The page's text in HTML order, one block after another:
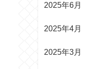
2025年6月
2025年4月
2025年3月